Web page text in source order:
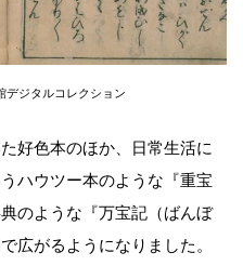
デジタルコレクション
好色本のほか、日常生活に
ハウツー本のような『重宝
のような『万宝記（ばんぼ
広がるようになりました。